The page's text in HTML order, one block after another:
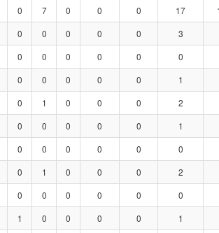
0 7 0 0 0 17
0 0 0 0 0 3
0 0 0 0 0 0
0 0 0 0 0 1
0 1 0 0 0 2
0 0 0 0 0 1
0 0 0 0 0 0
0 1 0 0 0 2
0 0 0 0 0 0
1 0 0 0 0 1